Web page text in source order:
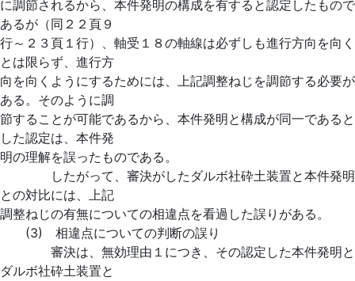
に調節されるから、本件発明の構成を有すると認定したもので
あるが（同２２頁９
行～２３頁１行）、軸受１８の軸線は必ずしも進行方向を向く
とは限らず、進行方
向を向くようにするためには、上記調整ねじを調節する必要が
ある。そのように調
節することが可能であるから、本件発明と構成が同一であると
した認定は、本件発
明の理解を誤ったものである。
したがって、審決がしたダルボ社砕土装置と本件発明
との対比には、上記
調整ねじの有無についての相違点を看過した誤りがある。
(3) 相違点についての判断の誤り
審決は、無効理由１につき、その認定した本件発明と
ダルボ社砕土装置と